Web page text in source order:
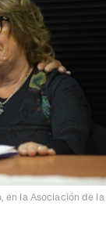
en la Asociación de la